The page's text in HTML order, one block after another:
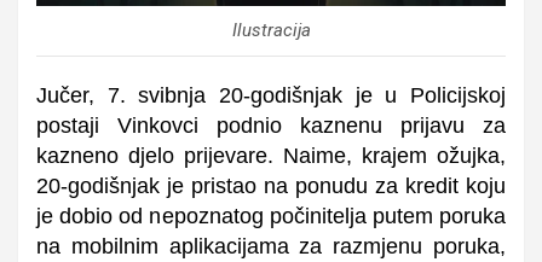
Ilustracija
Jučer, 7. svibnja 20-godišnjak je u Policijskoj
postaji Vinkovci podnio kaznenu prijavu za
kazneno djelo prijevare. Naime, krajem ožujka,
20-godišnjak je pristao na ponudu za kredit koju
je dobio od nepoznatog počinitelja putem poruka
na mobilnim aplikacijama za razmjenu poruka,